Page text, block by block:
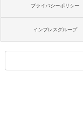
プライバシーポリシー
インプレスグループ